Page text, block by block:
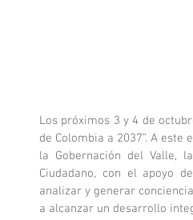
Los próximos 3 y 4 de
de Colombia a 2037”. A
la Gobernación del Valle,
Ciudadano, con el apoyo
analizar y generar
a alcanzar un desarrollo